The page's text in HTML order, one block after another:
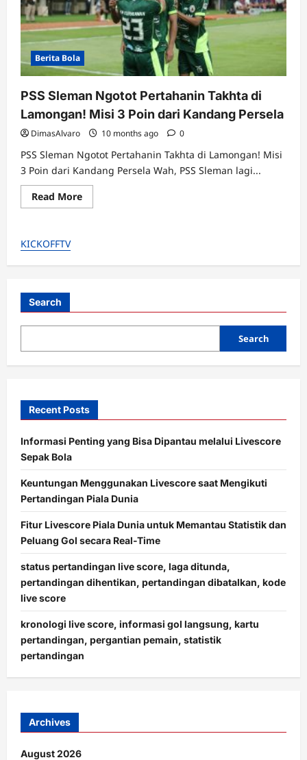
Berita Bola
PSS Sleman Ngotot Pertahanin Takhta di
Lamongan! Misi 3 Poin dari Kandang Persela
DimasAlvaro 10 months ago 0
PSS Sleman Ngotot Pertahanin Takhta di Lamongan! Misi
3 Poin dari Kandang Persela Wah, PSS Sleman lagi...
Read MoreRead
more
Takhta
Poin
Kandang
KICKOFFTV
Search
Search
Recent Posts
Informasi Penting yang Bisa Dipantau melalui Livescore
Sepak Bola
Keuntungan Menggunakan Livescore saat Mengikuti
Pertandingan Piala Dunia
Fitur Livescore Piala Dunia untuk Memantau Statistik dan
Peluang Gol secara Real-Time
status pertandingan live score, laga ditunda,
pertandingan dihentikan, pertandingan dibatalkan, kode
live score
kronologi live score, informasi gol langsung, kartu
pertandingan, pergantian pemain, statistik
pertandingan
Archives
August 2026